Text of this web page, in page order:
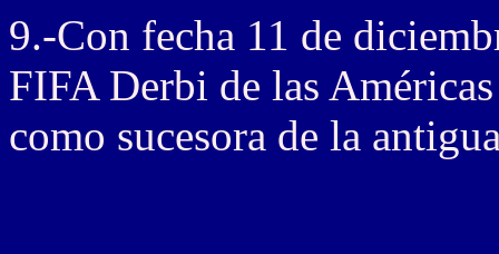
9.-Con fecha 11 de
FIFA Derbi de las
como sucesora de la